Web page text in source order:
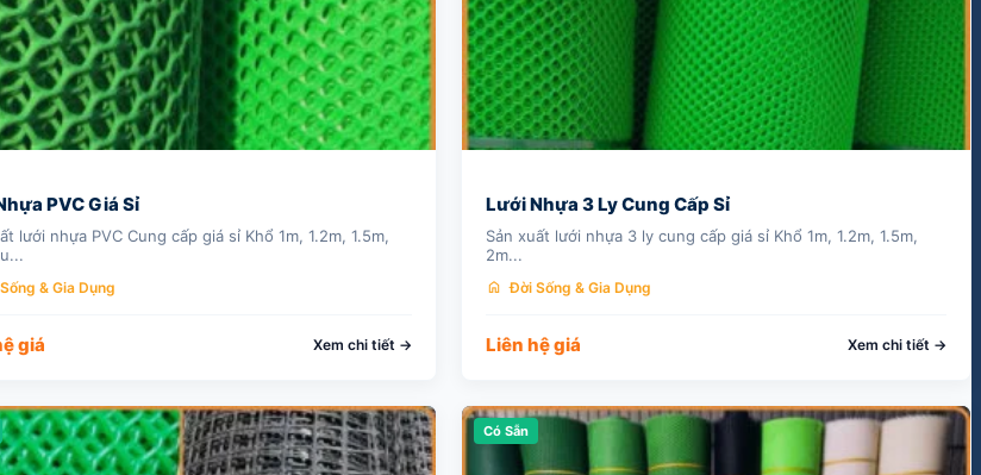
PVC Giá Sỉ
lưới nhựa PVC Cung cấp giá sỉ Khổ 1m, 1.2m, 1.5m,
& Gia Dụng
giá Xem chi tiết →
Lưới Nhựa 3 Ly Cung Cấp Sỉ
Sản xuất lưới nhựa 3 ly cung cấp giá sỉ Khổ 1m, 1.2m, 1.5m,
2m...
home Đời Sống & Gia Dụng
Liên hệ giá Xem chi tiết →
Có Sẵn